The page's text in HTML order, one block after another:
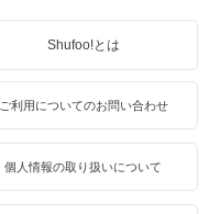
Shufoo!とは
ご利用についてのお問い合わせ
個人情報の取り扱いについて